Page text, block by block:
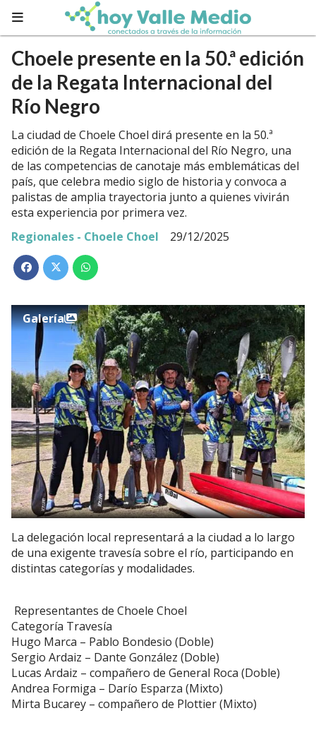
Choele presente en la 50.ª edición
de la Regata Internacional del
Río Negro
La ciudad de Choele Choel dirá presente en la 50.ª
edición de la Regata Internacional del Río Negro, una
de las competencias de canotaje más emblemáticas del
país, que celebra medio siglo de historia y convoca a
palistas de amplia trayectoria junto a quienes vivirán
esta experiencia por primera vez.
Regionales - Choele Choel
29/12/2025
Galería
La delegación local representará a la ciudad a lo largo
de una exigente travesía sobre el río, participando en
distintas categorías y modalidades.
Representantes de Choele Choel
Categoría Travesía
Hugo Marca – Pablo Bondesio (Doble)
Sergio Ardaiz – Dante González (Doble)
Lucas Ardaiz – compañero de General Roca (Doble)
Andrea Formiga – Darío Esparza (Mixto)
Mirta Bucarey – compañero de Plottier (Mixto)